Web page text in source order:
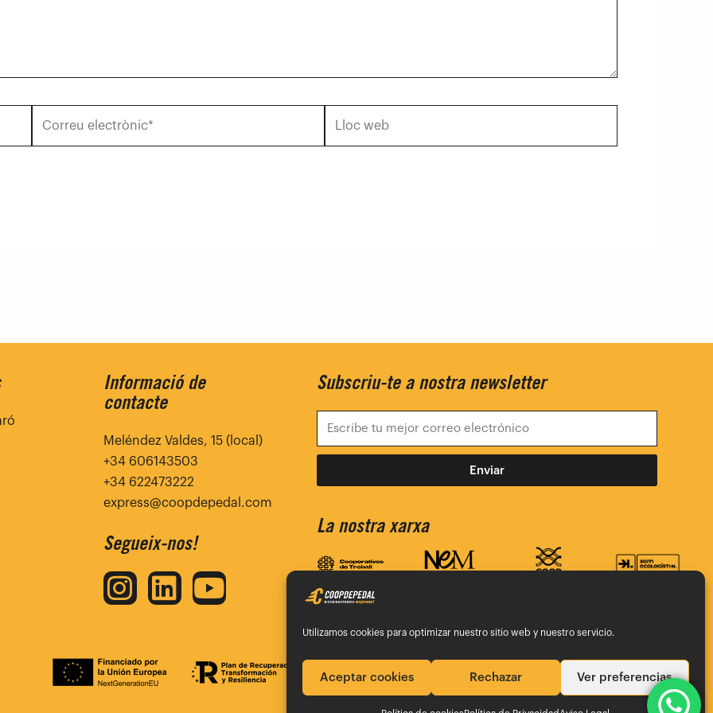
Utilizamos cookies para optimizar nuestro sitio web y nuestro servicio.
Aceptar cookies Rechazar Ver preferencias
Informació de
contacte
Meléndez Valdes, 15 (local)
+34 606143503
+34 622473222
express@coopdepedal.com
Segueix-nos!
I
n
t
a
L
i
k
Y
o
t
Subscriu-te a nostra newsletter
Enviar
La nostra xarxa